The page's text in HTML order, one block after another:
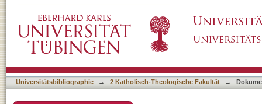
Universitätsbibliographie → 2 Katholisch-Theologische Fakultät →